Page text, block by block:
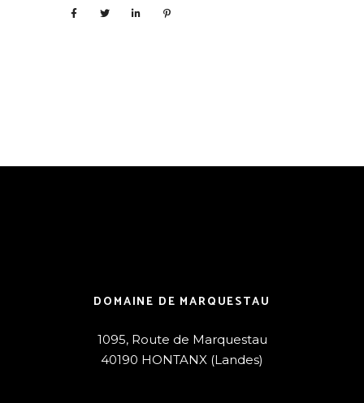
DOMAINE DE MARQUESTAU
1095, Route de Marquestau
40190 HONTANX (Landes)